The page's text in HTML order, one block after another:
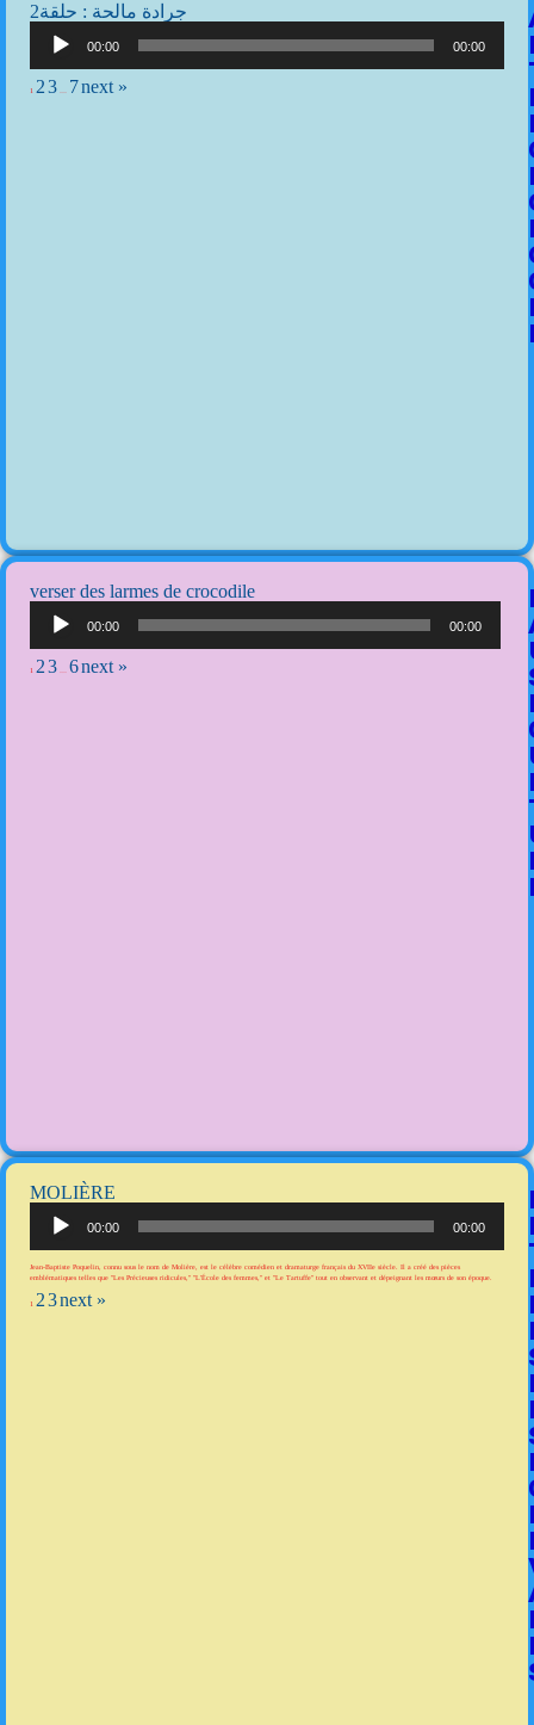
2جرادة مالحة : حلقة
00:00 00:00
1 23 7next »
verser des larmes de crocodile
00:00 00:00
1 23 6next »
MOLIÈRE
00:00 00:00
Jean-Baptiste Poquelin, connu sous le nom de Molière, est le célèbre comédien et dramaturge français du XVIIe siècle. Il a créé des pièces
emblématiques telles que "Les Précieuses ridicules," "L'École des femmes," et "Le Tartuffe" tout en observant et dépeignant les mœurs de son époque.
1 23next »